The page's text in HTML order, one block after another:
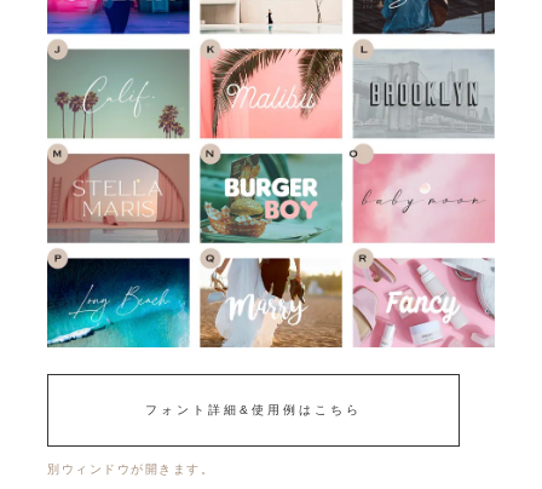
フォント詳細&使用例はこちら
別ウィンドウが開きます。